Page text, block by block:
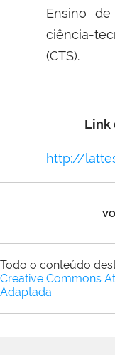
Ensino
ciência-
(CTS).
Link
http://
Todo o conteúdo
Creative Commons
Adaptada.